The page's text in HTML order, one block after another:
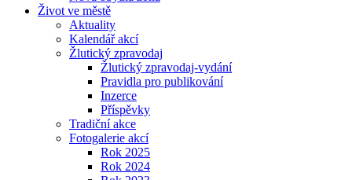
Život ve městě
Aktuality
Kalendář akcí
Žlutický zpravodaj
Žlutický zpravodaj-vydání
Pravidla pro publikování
Inzerce
Příspěvky
Tradiční akce
Fotogalerie akcí
Rok 2025
Rok 2024